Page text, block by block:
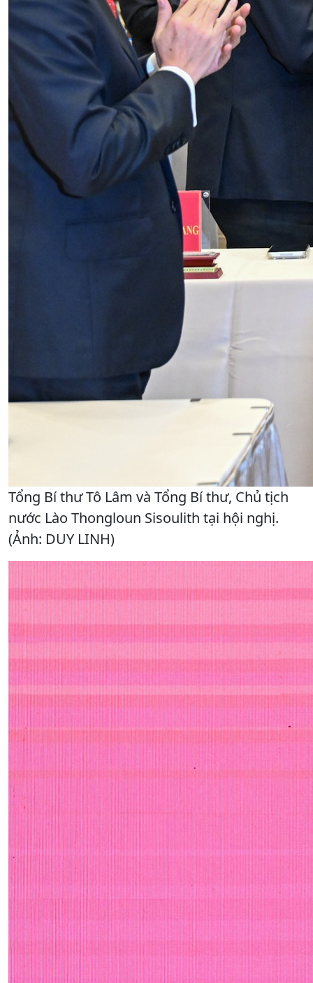
Tổng Bí thư Tô Lâm và Tổng Bí thư, Chủ tịch
nước Lào Thongloun Sisoulith tại hội nghị.
(Ảnh: DUY LINH)